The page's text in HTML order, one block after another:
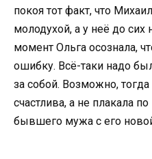
покоя тот факт, что
молодухой, а у неё до
момент Ольга осознала,
ошибку. Всё-таки надо
за собой. Возможно,
счастлива, а не плакала
бывшего мужа с его